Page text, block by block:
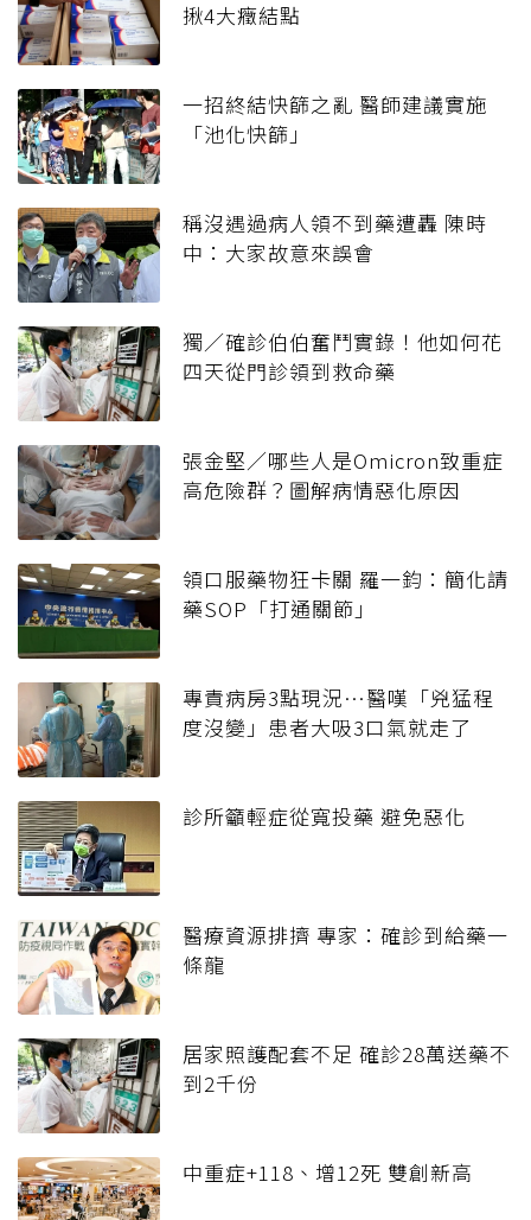
揪4大癥結點
一招終結快篩之亂 醫師建議實施
「池化快篩」
稱沒遇過病人領不到藥遭轟 陳時
中：大家故意來誤會
獨／確診伯伯奮鬥實錄！他如何花
四天從門診領到救命藥
張金堅／哪些人是Omicron致重症
高危險群？圖解病情惡化原因
領口服藥物狂卡關 羅一鈞：簡化請
藥SOP「打通關節」
專責病房3點現況…醫嘆「兇猛程
度沒變」患者大吸3口氣就走了
診所籲輕症從寬投藥 避免惡化
醫療資源排擠 專家：確診到給藥一
條龍
居家照護配套不足 確診28萬送藥不
到2千份
中重症+118、增12死 雙創新高